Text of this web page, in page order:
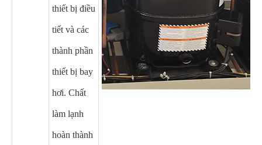
thiết bị điều
tiết và các
thành phần
thiết bị bay
hơi. Chất
làm lạnh
hoàn thành